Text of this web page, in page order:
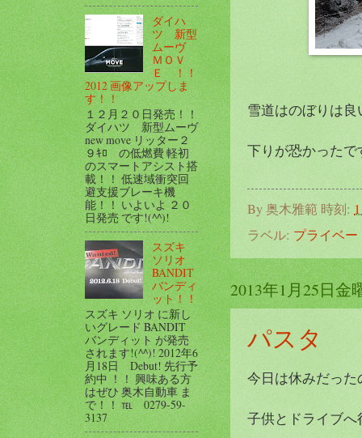
雪道はのぼりは
下りが恐かったで
By奥木雅範 時刻:
ラベル: プライベー
2013年1月25日金
パスタ
今日は休みだった
子供とドライブへ
ダイハ
ツ 新型
ムーヴ
ＭＯＶ
Ｅ ！！
2012 画像アップしま
す！！
１２月２０日発売！！
ダイハツ 新型ムーヴ
new move リッター２
９ｷﾛ の低燃費 軽初
のスマートアシスト搭
載！！ 低速域衝突回
避支援ブレーキ機
能！！ いよいよ ２０
日発売 です!(^^)!
スズキ
ソリオ
BANDIT
バンディ
ット！！
スズキ ソリオ に新し
いグレード BANDIT
バンディット が発売
されます!(^^)! 2012年6
月18日 Debut! 先行予
約中 ！！ 興味ある方
はぜひ 奥木自動車 ま
で！！ ℡ 0279-59-
3137